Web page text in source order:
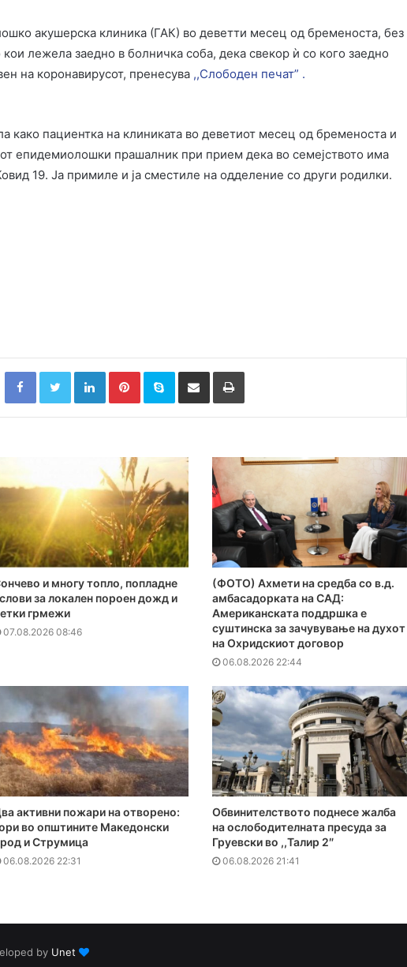
акушерска клиника (ГАК) во деветти месец од бременоста, без
лежела заедно в болничка соба, дека свекор ѝ со кого заедно
на коронавирусот, пренесува ,,Слободен печат” .
како пациентка на клиниката во деветиот месец од бременоста и
епидемиолошки прашалник при прием дека во семејството има
19. Ја примиле и ја сместиле на одделение со други родилки.
FacebookTwitterLinkedInPinterestSkype Сподели преку Е-маил Испринтај
и многу топло, попладне
за локален пороен дожд и
грмежи
07.08.2026 08:46
(ФОТО) Ахмети на средба со в.д.
амбасадорката на САД:
Американската поддршка е
суштинска за зачувување на духот
на Охридскиот договор
06.08.2026 22:44
активни пожари на отворено:
во општините Македонски
и Струмица
06.08.2026 22:31
Обвинителството поднесе жалба
на ослободителната пресуда за
Груевски во ,,Талир 2″
06.08.2026 21:41
by Unet